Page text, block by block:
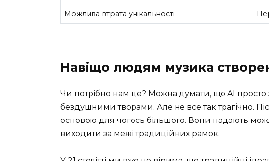
Можлива втрата унікальності
Навіщо людям музика
Чи потрібно нам це? Можна думати, що AI просто
бездушними творами. Але не все так трагічно.
основою для чогось більшого. Вони надають
виходити за межі традиційних рамок.